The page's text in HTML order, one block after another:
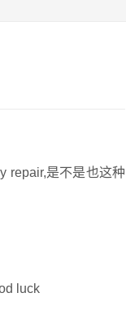
repair,是不是也这种
luck